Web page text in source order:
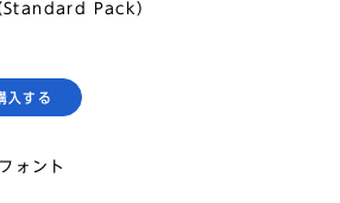
Standard Pack）
入する
ォント